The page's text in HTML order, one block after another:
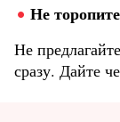
Не
Не
сразу. Дайте